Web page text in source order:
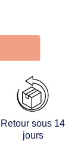
Retour sous 14
jours